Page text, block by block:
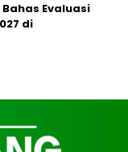
Evaluasi
di